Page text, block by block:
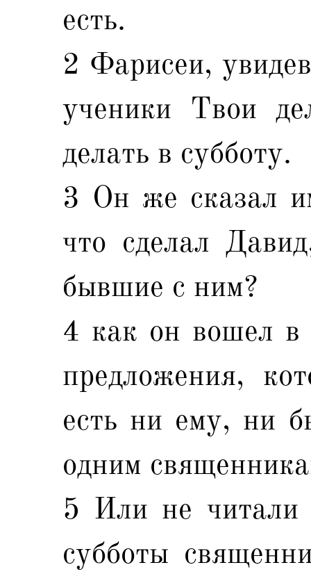
есть.
2 Фарисеи,
ученики Твои
делать в субботу.
3 Он же сказал
что сделал
бывшие с ним?
4 как он вошел
предложения,
есть ни ему, ни
одним
5 Или не читали
субботы